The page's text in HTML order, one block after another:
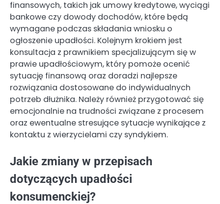
finansowych, takich jak umowy kredytowe, wyciągi
bankowe czy dowody dochodów, które będą
wymagane podczas składania wniosku o
ogłoszenie upadłości. Kolejnym krokiem jest
konsultacja z prawnikiem specjalizującym się w
prawie upadłościowym, który pomoże ocenić
sytuację finansową oraz doradzi najlepsze
rozwiązania dostosowane do indywidualnych
potrzeb dłużnika. Należy również przygotować się
emocjonalnie na trudności związane z procesem
oraz ewentualne stresujące sytuacje wynikające z
kontaktu z wierzycielami czy syndykiem.
Jakie zmiany w przepisach
dotyczących upadłości
konsumenckiej?